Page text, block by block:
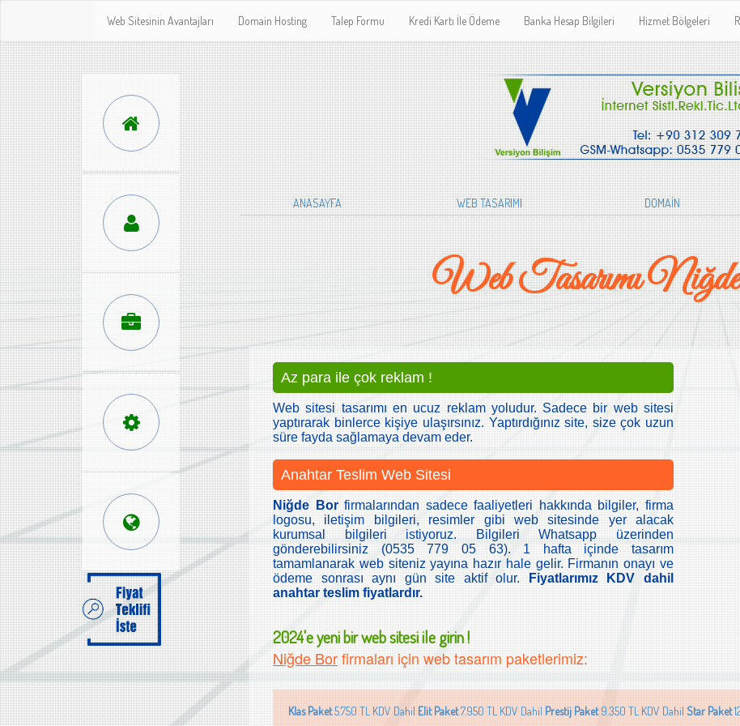
Web Sitesinin Avantajları Domain Hosting Talep Formu Kredi Kartı İle Ödeme Banka Hesap Bilgileri Hizmet Bölgeleri
ANASAYFA WEB TASARIMI DOMAİN
Web Tasarımı
Az para ile çok reklam !
Web sitesi tasarımı en ucuz reklam yoludur. Sadece bir web sitesi
yaptırarak binlerce kişiye ulaşırsınız. Yaptırdığınız site, size çok uzun
süre fayda sağlamaya devam eder.
Anahtar Teslim Web Sitesi
Niğde Borfirmalarından sadece faaliyetleri hakkında bilgiler, firma
logosu, iletişim bilgileri, resimler gibi web sitesinde yer alacak
kurumsal bilgileri istiyoruz. Bilgileri Whatsapp üzerinden
gönderebilirsiniz (0535 779 05 63). 1 hafta içinde tasarım
tamamlanarak web siteniz yayına hazır hale gelir. Firmanın onayı ve
ödeme sonrası aynı gün site aktif olur.Fiyatlarımız KDV dahil
anahtar teslim fiyatlardır.
2024'e yeni bir web sitesi ile girin !
Niğde Borfirmaları için web tasarım paketlerimiz:
Klas Paket5.750 TL KDV Dahil Elit Paket7.950 TL KDV Dahil Prestij Paket9.350 TL KDV Dahil Star Paket